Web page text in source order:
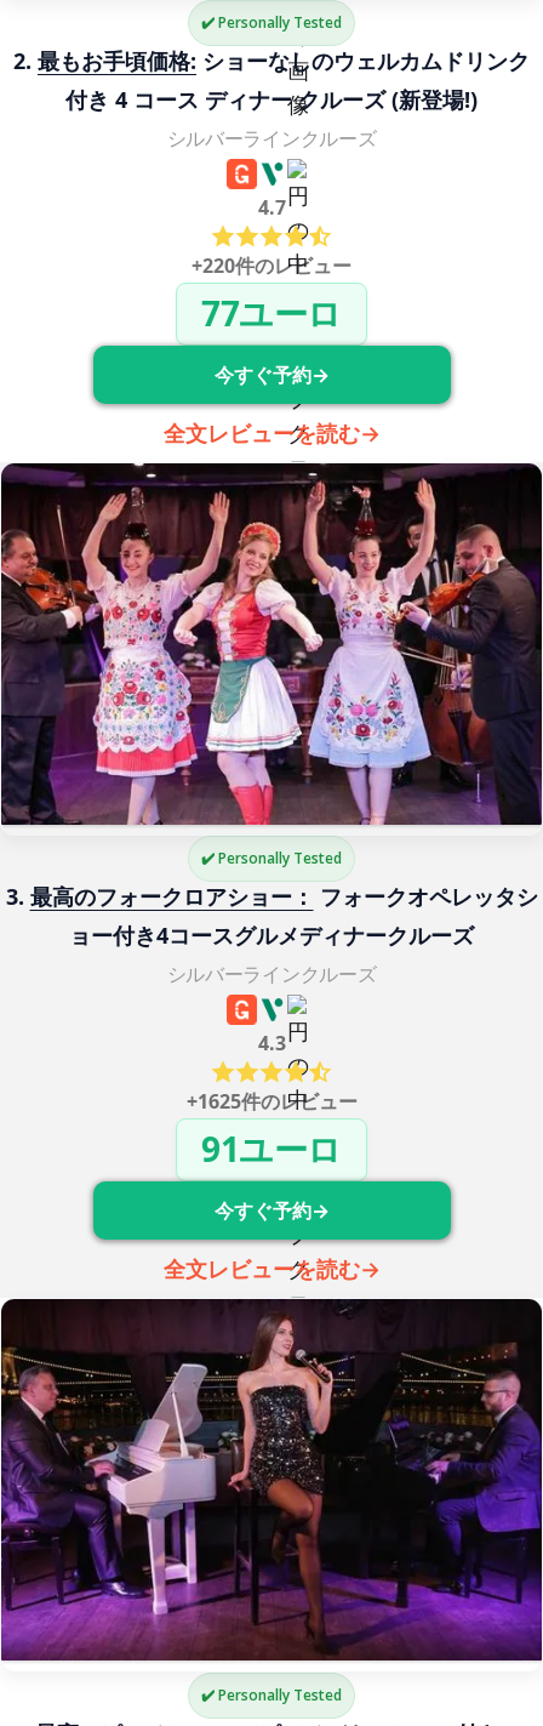
✔️ Personally Tested
2. 最もお手頃価格: ショーなしのウェルカムドリンク
付き 4 コース ディナー クルーズ (新登場!)
シルバーラインクルーズ
4.7
+220件のレビュー
77ユーロ
今すぐ予約→
全文レビューを読む→
✔️ Personally Tested
3. 最高のフォークロアショー： フォークオペレッタシ
ョー付き4コースグルメディナークルーズ
シルバーラインクルーズ
4.3
+1625件のレビュー
91ユーロ
今すぐ予約→
全文レビューを読む→
✔️ Personally Tested